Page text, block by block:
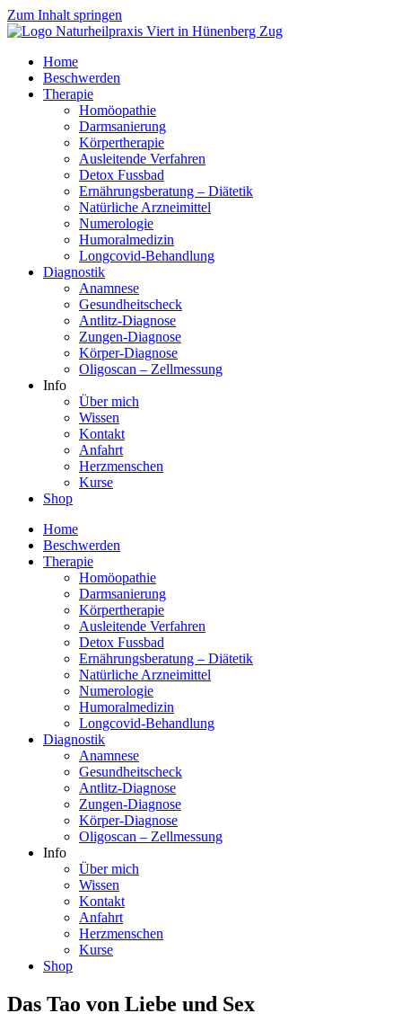
Zum Inhalt springen
Home
Beschwerden
Therapie
Homöopathie
Darmsanierung
Körpertherapie
Ausleitende Verfahren
Detox Fussbad
Ernährungsberatung – Diätetik
Natürliche Arzneimittel
Numerologie
Humoralmedizin
Longcovid-Behandlung
Diagnostik
Anamnese
Gesundheitscheck
Antlitz-Diagnose
Zungen-Diagnose
Körper-Diagnose
Oligoscan – Zellmessung
Info
Über mich
Wissen
Kontakt
Anfahrt
Herzmenschen
Kurse
Shop
Home
Beschwerden
Therapie
Homöopathie
Darmsanierung
Körpertherapie
Ausleitende Verfahren
Detox Fussbad
Ernährungsberatung – Diätetik
Natürliche Arzneimittel
Numerologie
Humoralmedizin
Longcovid-Behandlung
Diagnostik
Anamnese
Gesundheitscheck
Antlitz-Diagnose
Zungen-Diagnose
Körper-Diagnose
Oligoscan – Zellmessung
Info
Über mich
Wissen
Kontakt
Anfahrt
Herzmenschen
Kurse
Shop
Das Tao von Liebe und Sex